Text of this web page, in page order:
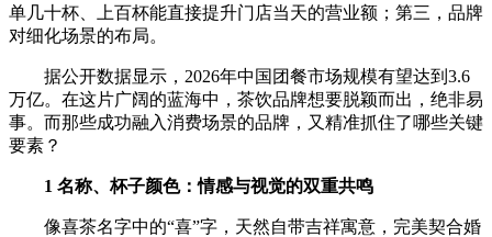
单几十杯、上百杯能直接提升门店当天的营业额；第三，品牌
对细化场景的布局。
据公开数据显示，2026年中国团餐市场规模有望达到3.6
万亿。在这片广阔的蓝海中，茶饮品牌想要脱颖而出，绝非易
事。而那些成功融入消费场景的品牌，又精准抓住了哪些关键
要素？
1 名称、杯子颜色：情感与视觉的双重共鸣
像喜茶名字中的“喜”字，天然自带吉祥寓意，完美契合婚